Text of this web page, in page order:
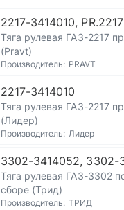
2217-3414010,
Тяга рулевая ГАЗ-2217
(Pravt)
Производитель: PRAVT
2217-3414010
Тяга рулевая ГАЗ-2217
(Лидер)
Производитель: Лидер
3302-3414052, 3302-
Тяга рулевая ГАЗ-3302
сборе (Трид)
Производитель: ТРИД